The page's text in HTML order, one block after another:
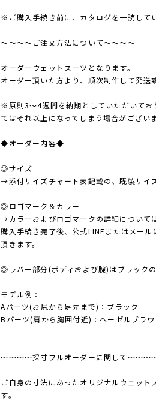
※ご購入手続き前に、カタログを一読して
～～～～ご注文方法について～～～～
オーダーウェットスーツとなります。
オーダー頂いた方より、順次制作して発送
※原則3～4週間を納期としていただいてお
てはそれ以上になってしまう場合がござい
◆オーダー内容◆
◎サイズ
→添付サイズチャート表記載の、既製サイ
◎ロゴマーク＆カラー
→カラーおよびロゴマークの詳細について
購入手続き完了後、公式LINEまたはメー
頂きます。
◎ラバー部分(ボディおよび腕)はブラックの
モデル例：
Aパーツ(お尻から足先まで)：ブラック
Bパーツ(肩から胸囲付近)：ヘーゼルブラウ
～～～～採寸フルオーダーに関して～～～
ご自身の寸法にあったオリジナルウェット
す。